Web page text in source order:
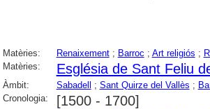
Matèries: Renaixement; Barroc ; Art religiós ;
Matèries:
Església de Sant Feliu
Àmbit: Sabadell ; Sant Quirze del Vallès ;
Cronologia:
[1500 - 1700]